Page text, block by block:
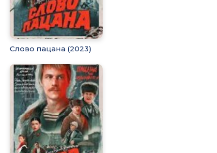
Слово пацана (2023)